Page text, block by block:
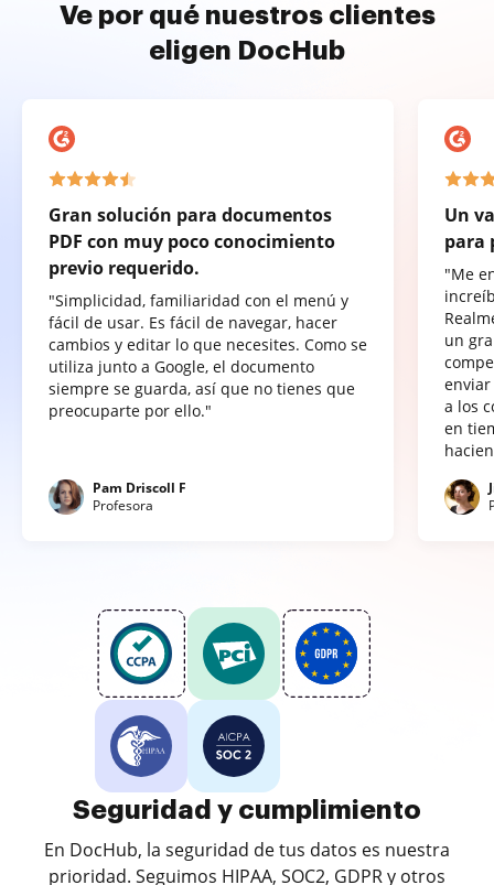
Ve por qué nuestros clientes
eligen DocHub
Gran solución para documentos
PDF con muy poco conocimiento
previo requerido.
"Simplicidad, familiaridad con el menú y
fácil de usar. Es fácil de navegar, hacer
cambios y editar lo que necesites. Como se
utiliza junto a Google, el documento
siempre se guarda, así que no tienes que
preocuparte por ello."
Pam Driscoll F
Profesora
Un
para
"Me
un
a los
en
Seguridad y cumplimiento
En DocHub, la seguridad de tus datos es nuestra
prioridad. Seguimos HIPAA, SOC2, GDPR y otros